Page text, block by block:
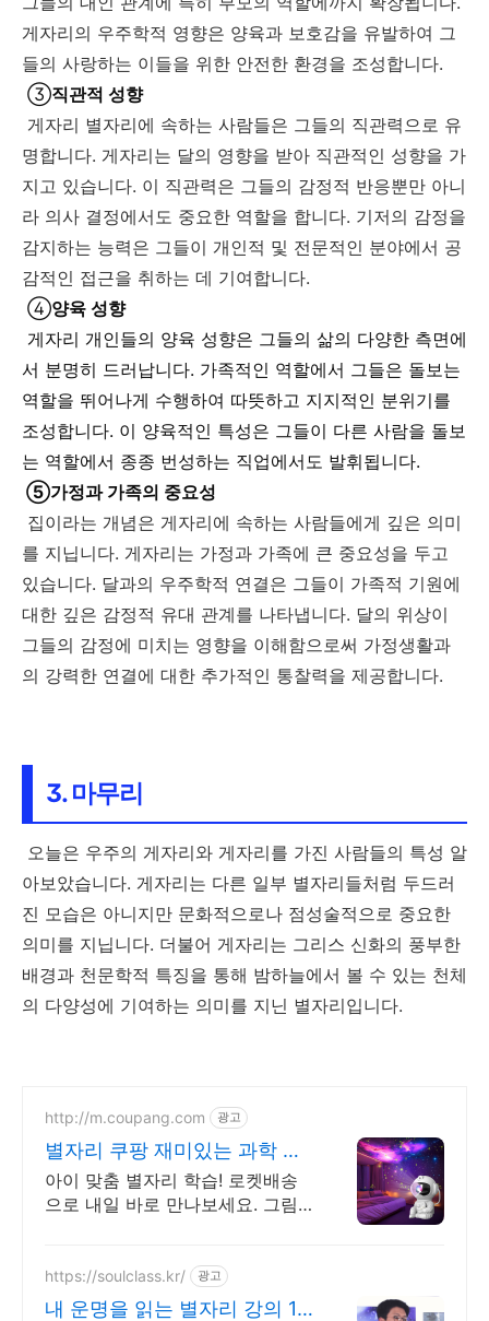
게자리의 우주학적 영향은 양육과 보호감을 유발하여 그
들의 사랑하는 이들을 위한 안전한 환경을 조성합니다.
③직관적 성향
게자리 별자리에 속하는 사람들은 그들의 직관력으로 유
명합니다. 게자리는 달의 영향을 받아 직관적인 성향을 가
지고 있습니다. 이 직관력은 그들의 감정적 반응뿐만 아니
라 의사 결정에서도 중요한 역할을 합니다. 기저의 감정을
감지하는 능력은 그들이 개인적 및 전문적인 분야에서 공
감적인 접근을 취하는 데 기여합니다.
④양육 성향
게자리 개인들의 양육 성향은 그들의 삶의 다양한 측면에
서 분명히 드러납니다. 가족적인 역할에서 그들은 돌보는
역할을 뛰어나게 수행하여 따뜻하고 지지적인 분위기를
조성합니다. 이 양육적인 특성은 그들이 다른 사람을 돌보
는 역할에서 종종 번성하는 직업에서도 발휘됩니다.
⑤가정과 가족의 중요성
집이라는 개념은 게자리에 속하는 사람들에게 깊은 의미
를 지닙니다. 게자리는 가정과 가족에 큰 중요성을 두고
있습니다. 달과의 우주학적 연결은 그들이 가족적 기원에
대한 깊은 감정적 유대 관계를 나타냅니다. 달의 위상이
그들의 감정에 미치는 영향을 이해함으로써 가정생활과
의 강력한 연결에 대한 추가적인 통찰력을 제공합니다.
3. 마무리
오늘은 우주의 게자리와 게자리를 가진 사람들의 특성 알
아보았습니다. 게자리는 다른 일부 별자리들처럼 두드러
진 모습은 아니지만 문화적으로나 점성술적으로 중요한
의미를 지닙니다. 더불어 게자리는 그리스 신화의 풍부한
배경과 천문학적 특징을 통해 밤하늘에서 볼 수 있는 천체
의 다양성에 기여하는 의미를 지닌 별자리입니다.
http://m.coupang.com 광고
별자리 쿠팡 재미있는 과학 공
부
아이 맞춤 별자리 학습! 로켓배송
으로 내일 바로 만나보세요. 그림
https://soulclass.kr/ 광고
내 운명을 읽는 별자리 강의 12